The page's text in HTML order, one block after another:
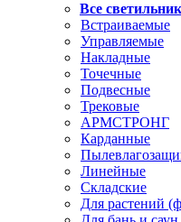
Все
Встраиваемые
Управляемые
Накладные
Точечные
Подвесные
Трековые
АРМСТРОНГ
Карданные
Линейные
Складские
Для растений